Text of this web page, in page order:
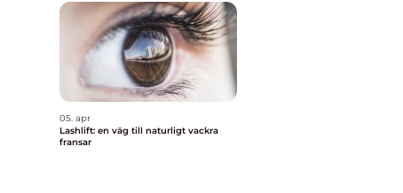
05. apr
Lashlift: en väg till naturligt vackra
fransar